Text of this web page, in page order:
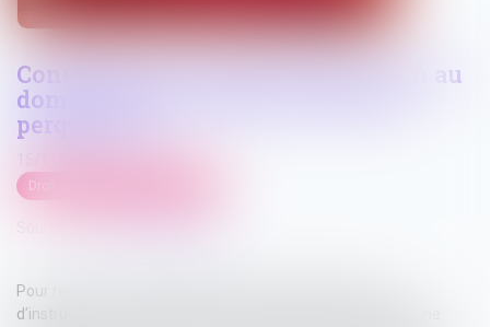
Constatations du juge d'instruction au
domicile d'un avocat et notion de
perquisition
Droit pénal
Pour rejeter le moyen selon lequel le transport du juge
d’instruction au domicile d’un avocat constituait en réalité une